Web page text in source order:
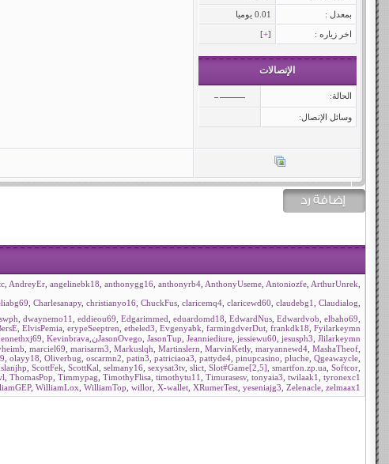
بمعدل : 0.01 يوميا
اخر زياره : [
+
]
الإتصالات
الحالة:
وسائل الإتصال:
, AndreyEr, angelinebk18 anthonygg16, anthonyrb4, AnthonyUseme, Antoniozfe, ArthurUnrek
Charlesanapy, christianyo16, ChuckFus, claricemq4, claricewd60 claudebg1 Claudialog
dwaynemo11 eddieou69 Edgarimmed eduardomd18 EdwardNus, Edwardvob elbaho69
, ElvisPemia erypeSeeptren etheled3 Evgenyabk farmingdverDut, frankdk18 Fyilarkeymnنù
JasonOvego JasonTup Jeanniediure, jessiewu60 jesusph3 Jlilarkeymnنù Kevinbrava
marciel69 marisarm3 Markuslqh Martinslern MarvinKetly, maryannewd4, MashaTheof,
olayy18 Oliverbug oscarmn2 patin3 patriciaoa3 pattyde4, pinupcasino pluche, Qgeawaycle,
ScottFek ScottKal selmany16, sexysat3tv, slict, Slot#Game[2,5] smartfon.zp.ua Softcor,
ThomasPop Timmypag TimothyFlisa timothytu11 Timurasesv, tonyaia3 twilaak1 tyronexc1
, WilliamLox WilliamTop willor, X-wallet, XRumerTest, yeseniajg3 Zelenacle, zelmaax1